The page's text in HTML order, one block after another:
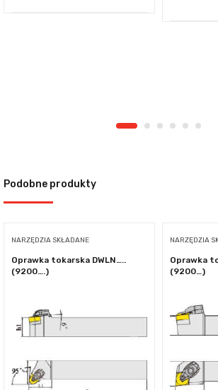
Podobne produkty
NARZĘDZIA SKŁADANE
Oprawka tokarska DWLN…..
(9200….)
NARZĘDZIA
Oprawka
(9200…)